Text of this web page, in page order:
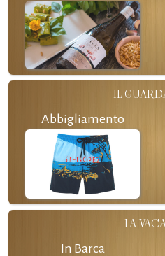
IL
Abbigliamento
LA
In Barca